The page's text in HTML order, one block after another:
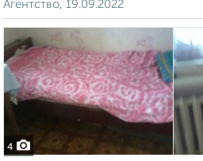
Агентство, 19.09.2022
4